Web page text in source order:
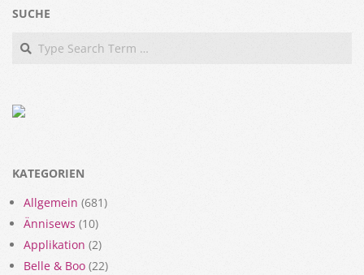
SUCHE
Search
KATEGORIEN
Allgemein (681)
Ännisews (10)
Applikation (2)
Belle & Boo (22)